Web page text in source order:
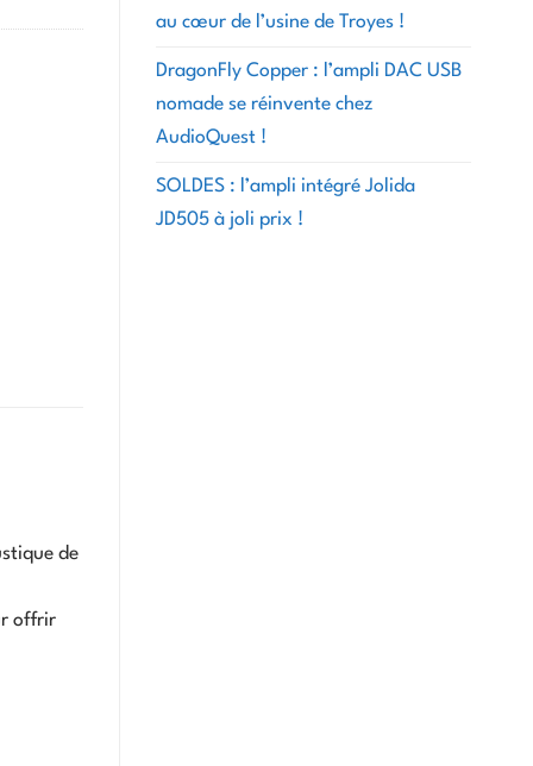
au cœur de l’usine de Troyes !
DragonFly Copper : l’ampli DAC USB
nomade se réinvente chez
AudioQuest !
SOLDES : l’ampli intégré Jolida
JD505 à joli prix !
de
offrir